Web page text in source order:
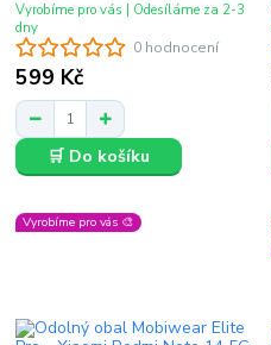
0 hodnocení
599 Kč
Vyrobíme pro vás | Odesíláme za 2-3
dny
🛒 Do košíku
Vyrobíme pro vás 🎨